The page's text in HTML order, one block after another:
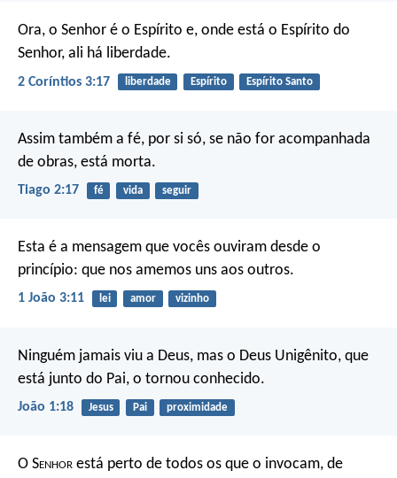
Ora, o Senhor é o Espírito e, onde está o Espírito do
Senhor, ali há liberdade.
2 Coríntios 3:17 liberdade Espírito Espírito Santo
Assim também a fé, por si só, se não for acompanhada
de obras, está morta.
Tiago 2:17 fé vida seguir
Esta é a mensagem que vocês ouviram desde o
princípio: que nos amemos uns aos outros.
1 João 3:11 lei amor vizinho
Ninguém jamais viu a Deus, mas o Deus Unigênito, que
está junto do Pai, o tornou conhecido.
João 1:18 Jesus Pai proximidade
O Senhor está perto de todos os que o invocam, de